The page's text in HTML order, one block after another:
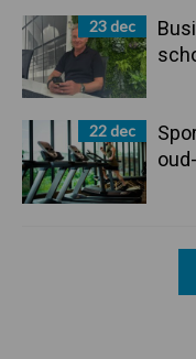
23 dec
22 dec